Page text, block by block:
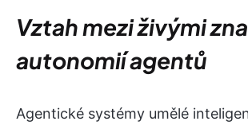
Vztah mezi živými
autonomií agentů
Agentické systémy umělé